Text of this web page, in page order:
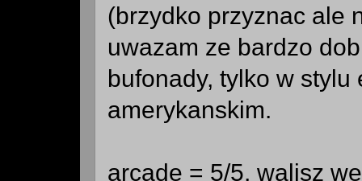
(brzydko przyznac ale
uwazam ze bardzo
bufonady, tylko w
amerykanskim.
arcade = 5/5, walisz